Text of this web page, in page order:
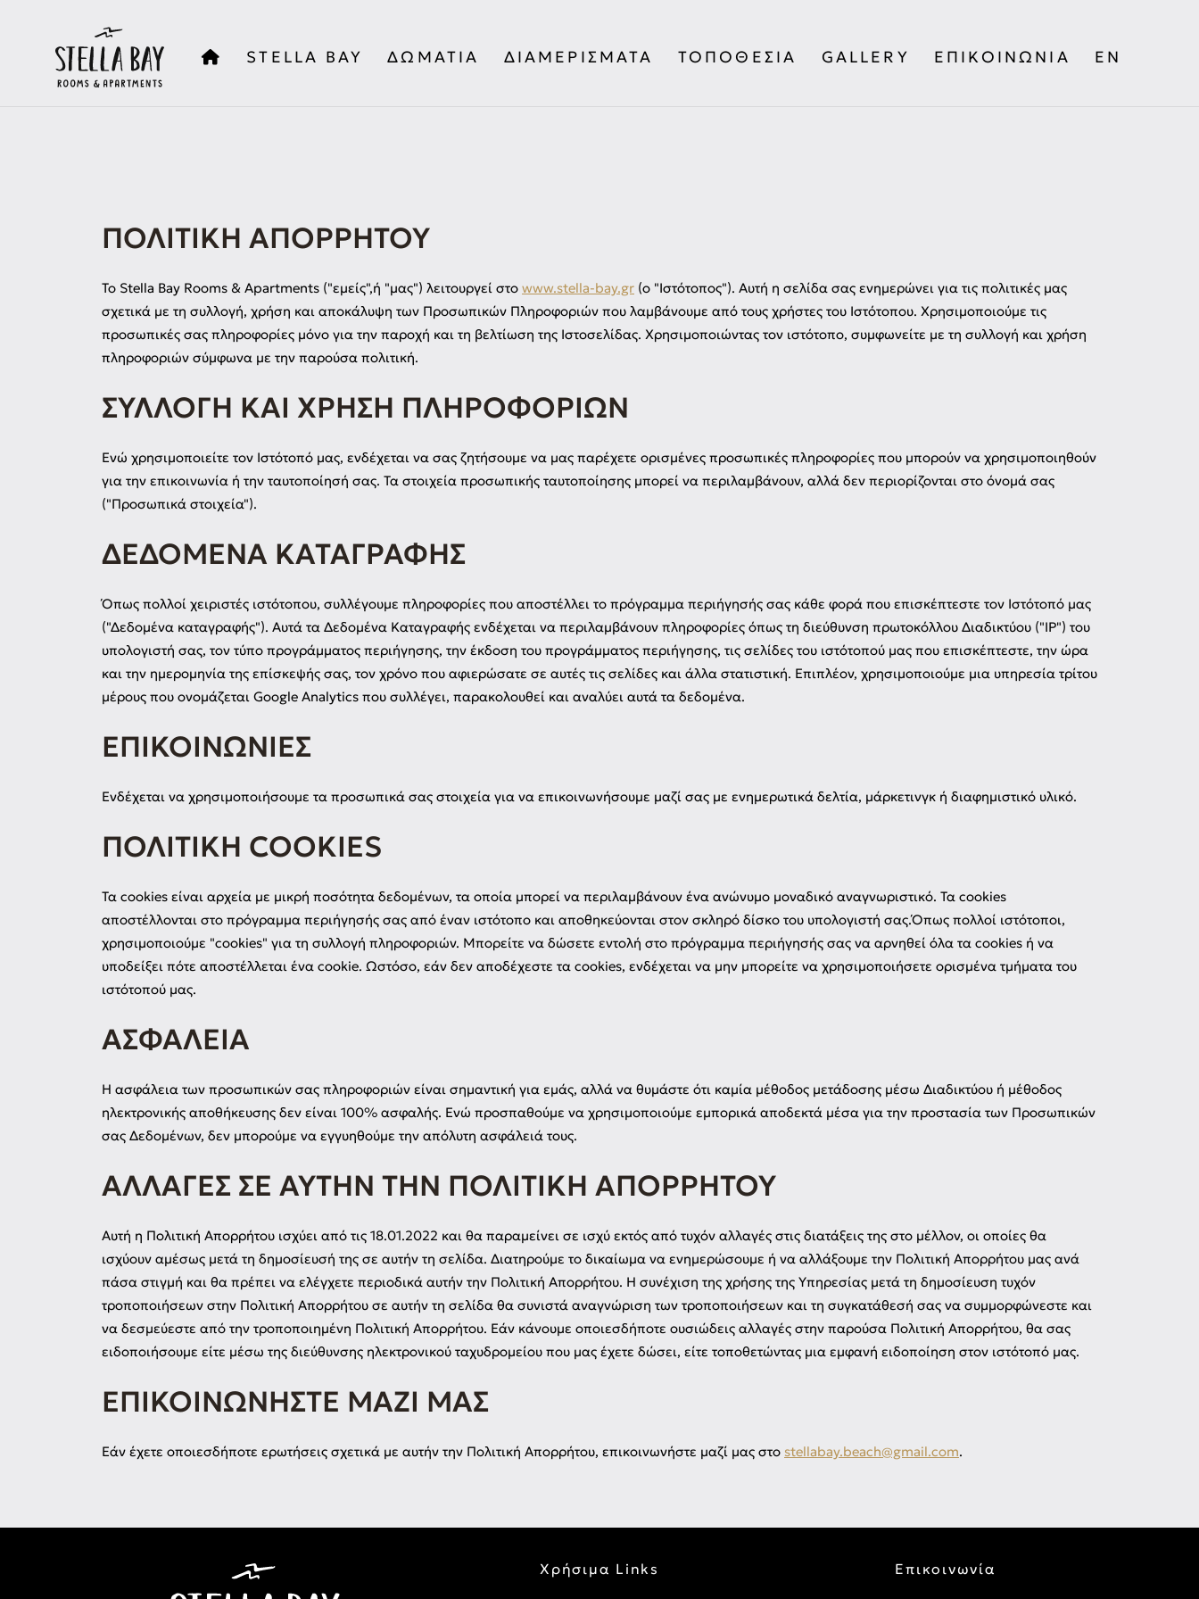
STELLA BAY ΔΩΜΆΤΙΑ ΔΙΑΜΕΡΊΣΜΑΤΑ ΤΟΠΟΘΕΣΊΑ GALLERY ΕΠΙΚΟΙΝΩΝΊΑ EN
ΠΟΛΙΤΙΚΉ ΑΠΟΡΡΉΤΟΥ
Το Stella Bay Rooms & Apartments ("εμείς",ή "μας") λειτουργεί στο www.stella-bay.gr (ο "Ιστότοπος"). Αυτή η σελίδα σας ενημερώνει για τις πολιτικές μας
σχετικά με τη συλλογή, χρήση και αποκάλυψη των Προσωπικών Πληροφοριών που λαμβάνουμε από τους χρήστες του Ιστότοπου. Χρησιμοποιούμε τις
προσωπικές σας πληροφορίες μόνο για την παροχή και τη βελτίωση της Ιστοσελίδας. Χρησιμοποιώντας τον ιστότοπο, συμφωνείτε με τη συλλογή και χρήση
πληροφοριών σύμφωνα με την παρούσα πολιτική.
ΣΥΛΛΟΓΉ ΚΑΙ ΧΡΉΣΗ ΠΛΗΡΟΦΟΡΙΏΝ
Ενώ χρησιμοποιείτε τον Ιστότοπό μας, ενδέχεται να σας ζητήσουμε να μας παρέχετε ορισμένες προσωπικές πληροφορίες που μπορούν να χρησιμοποιηθούν
για την επικοινωνία ή την ταυτοποίησή σας. Τα στοιχεία προσωπικής ταυτοποίησης μπορεί να περιλαμβάνουν, αλλά δεν περιορίζονται στο όνομά σας
("Προσωπικά στοιχεία").
ΔΕΔΟΜΈΝΑ ΚΑΤΑΓΡΑΦΉΣ
Όπως πολλοί χειριστές ιστότοπου, συλλέγουμε πληροφορίες που αποστέλλει το πρόγραμμα περιήγησής σας κάθε φορά που επισκέπτεστε τον Ιστότοπό μας
("Δεδομένα καταγραφής"). Αυτά τα Δεδομένα Καταγραφής ενδέχεται να περιλαμβάνουν πληροφορίες όπως τη διεύθυνση πρωτοκόλλου Διαδικτύου ("IP") του
υπολογιστή σας, τον τύπο προγράμματος περιήγησης, την έκδοση του προγράμματος περιήγησης, τις σελίδες του ιστότοπού μας που επισκέπτεστε, την ώρα
και την ημερομηνία της επίσκεψής σας, τον χρόνο που αφιερώσατε σε αυτές τις σελίδες και άλλα στατιστική. Επιπλέον, χρησιμοποιούμε μια υπηρεσία τρίτου
μέρους που ονομάζεται Google Analytics που συλλέγει, παρακολουθεί και αναλύει αυτά τα δεδομένα.
ΕΠΙΚΟΙΝΩΝΊΕΣ
Ενδέχεται να χρησιμοποιήσουμε τα προσωπικά σας στοιχεία για να επικοινωνήσουμε μαζί σας με ενημερωτικά δελτία, μάρκετινγκ ή διαφημιστικό υλικό.
ΠΟΛΙΤΙΚΉ COOKIES
Τα cookies είναι αρχεία με μικρή ποσότητα δεδομένων, τα οποία μπορεί να περιλαμβάνουν ένα ανώνυμο μοναδικό αναγνωριστικό. Τα cookies
αποστέλλονται στο πρόγραμμα περιήγησής σας από έναν ιστότοπο και αποθηκεύονται στον σκληρό δίσκο του υπολογιστή σας.Όπως πολλοί ιστότοποι,
χρησιμοποιούμε "cookies" για τη συλλογή πληροφοριών. Μπορείτε να δώσετε εντολή στο πρόγραμμα περιήγησής σας να αρνηθεί όλα τα cookies ή να
υποδείξει πότε αποστέλλεται ένα cookie. Ωστόσο, εάν δεν αποδέχεστε τα cookies, ενδέχεται να μην μπορείτε να χρησιμοποιήσετε ορισμένα τμήματα του
ιστότοπού μας.
ΑΣΦΆΛΕΙΑ
Η ασφάλεια των προσωπικών σας πληροφοριών είναι σημαντική για εμάς, αλλά να θυμάστε ότι καμία μέθοδος μετάδοσης μέσω Διαδικτύου ή μέθοδος
ηλεκτρονικής αποθήκευσης δεν είναι 100% ασφαλής. Ενώ προσπαθούμε να χρησιμοποιούμε εμπορικά αποδεκτά μέσα για την προστασία των Προσωπικών
σας Δεδομένων, δεν μπορούμε να εγγυηθούμε την απόλυτη ασφάλειά τους.
ΑΛΛΑΓΈΣ ΣΕ ΑΥΤΉΝ ΤΗΝ ΠΟΛΙΤΙΚΉ ΑΠΟΡΡΉΤΟΥ
Αυτή η Πολιτική Απορρήτου ισχύει από τις 18.01.2022 και θα παραμείνει σε ισχύ εκτός από τυχόν αλλαγές στις διατάξεις της στο μέλλον, οι οποίες θα
ισχύουν αμέσως μετά τη δημοσίευσή της σε αυτήν τη σελίδα. Διατηρούμε το δικαίωμα να ενημερώσουμε ή να αλλάξουμε την Πολιτική Απορρήτου μας ανά
πάσα στιγμή και θα πρέπει να ελέγχετε περιοδικά αυτήν την Πολιτική Απορρήτου. Η συνέχιση της χρήσης της Υπηρεσίας μετά τη δημοσίευση τυχόν
τροποποιήσεων στην Πολιτική Απορρήτου σε αυτήν τη σελίδα θα συνιστά αναγνώριση των τροποποιήσεων και τη συγκατάθεσή σας να συμμορφώνεστε και
να δεσμεύεστε από την τροποποιημένη Πολιτική Απορρήτου. Εάν κάνουμε οποιεσδήποτε ουσιώδεις αλλαγές στην παρούσα Πολιτική Απορρήτου, θα σας
ειδοποιήσουμε είτε μέσω της διεύθυνσης ηλεκτρονικού ταχυδρομείου που μας έχετε δώσει, είτε τοποθετώντας μια εμφανή ειδοποίηση στον ιστότοπό μας.
ΕΠΙΚΟΙΝΩΝΉΣΤΕ ΜΑΖΊ ΜΑΣ
Εάν έχετε οποιεσδήποτε ερωτήσεις σχετικά με αυτήν την Πολιτική Απορρήτου, επικοινωνήστε μαζί μας στο stellabay.beach@gmail.com.
Χρήσιμα Links Επικοινωνία